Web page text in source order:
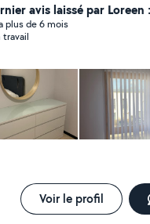
et luminaire plafonnier
à rideau
avis laissé par Loreen
plus de 6 mois
travail
Voir le profil